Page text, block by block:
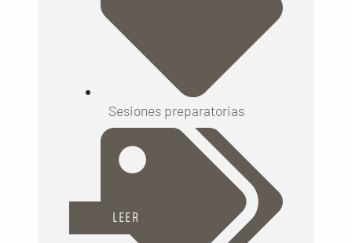
Sesiones preparatorias
LEER